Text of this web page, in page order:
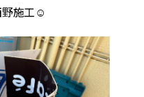
装
水
野施工☺️